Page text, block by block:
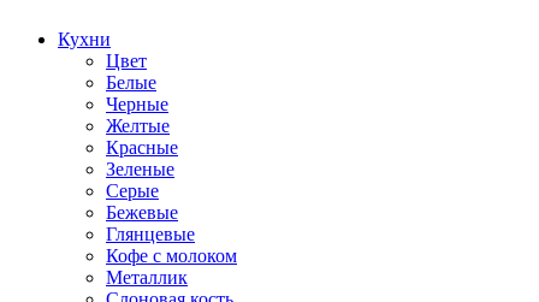
Кухни
Цвет
Белые
Черные
Желтые
Красные
Зеленые
Серые
Бежевые
Глянцевые
Кофе с молоком
Металлик